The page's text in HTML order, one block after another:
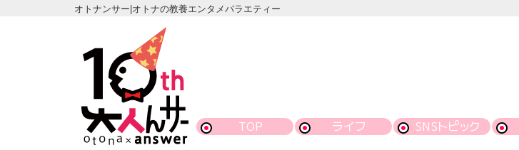
オトナンサー|オトナの教養エンタメバラエティー
TOP ライフ SNSトピック